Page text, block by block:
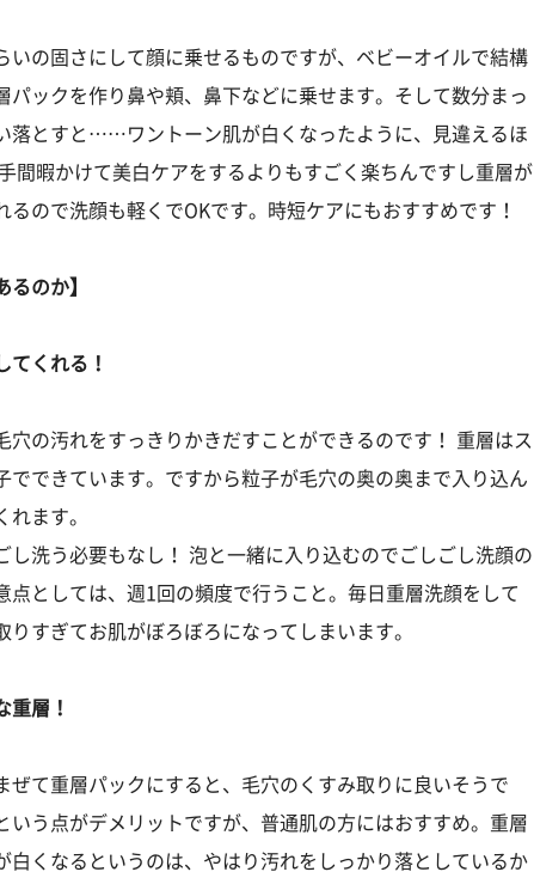
いの固さにして顔に乗せるものですが、ベビーオイルで結構
パックを作り鼻や頬、鼻下などに乗せます。そして数分まっ
落とすと……ワントーン肌が白くなったように、見違えるほ
間暇かけて美白ケアをするよりもすごく楽ちんですし重層が
るので洗顔も軽くでOKです。時短ケアにもおすすめです！
るのか】
てくれる！
穴の汚れをすっきりかきだすことができるのです！ 重層はス
でできています。ですから粒子が毛穴の奥の奥まで入り込ん
れます。
し洗う必要もなし！ 泡と一緒に入り込むのでごしごし洗顔の
点としては、週1回の頻度で行うこと。毎日重層洗顔をして
りすぎてお肌がぼろぼろになってしまいます。
重層！
ぜて重層パックにすると、毛穴のくすみ取りに良いそうで
いう点がデメリットですが、普通肌の方にはおすすめ。重層
白くなるというのは、やはり汚れをしっかり落としているか